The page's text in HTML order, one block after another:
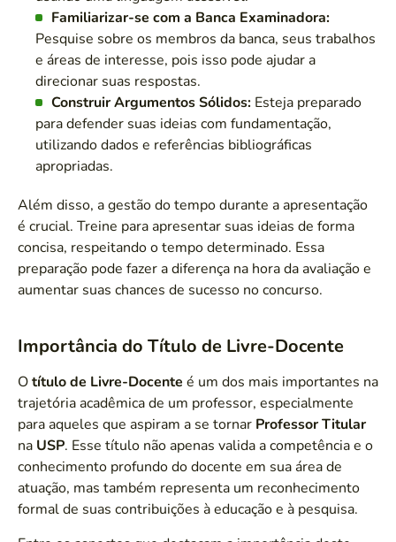
Familiarizar-se com a Banca Examinadora:
Pesquise sobre os membros da banca, seus trabalhos
e áreas de interesse, pois isso pode ajudar a
direcionar suas respostas.
Construir Argumentos Sólidos: Esteja preparado
para defender suas ideias com fundamentação,
utilizando dados e referências bibliográficas
apropriadas.
Além disso, a gestão do tempo durante a apresentação
é crucial. Treine para apresentar suas ideias de forma
concisa, respeitando o tempo determinado. Essa
preparação pode fazer a diferença na hora da avaliação e
aumentar suas chances de sucesso no concurso.
Importância do Título de Livre-Docente
Otítulo de Livre-Docente é um dos mais importantes na
trajetória acadêmica de um professor, especialmente
para aqueles que aspiram a se tornar Professor Titular
na USP. Esse título não apenas valida a competência e o
conhecimento profundo do docente em sua área de
atuação, mas também representa um reconhecimento
formal de suas contribuições à educação e à pesquisa.